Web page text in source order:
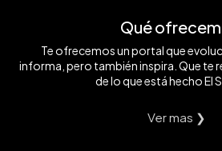
Qué
Te ofrecemos un portal que
informa, pero también inspira. Que te
de lo que está hecho El
Ver mas ❯